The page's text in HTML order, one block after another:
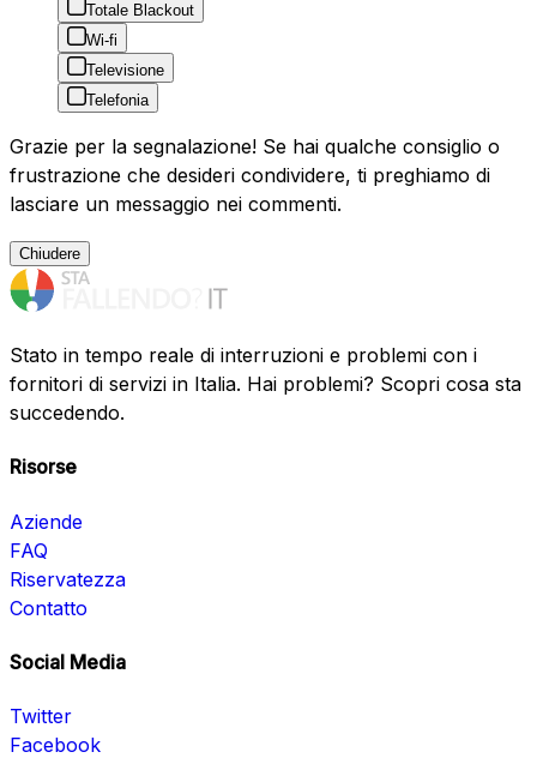
Totale Blackout
Wi-fi
Televisione
Telefonia
Grazie per la segnalazione! Se hai qualche consiglio o
frustrazione che desideri condividere, ti preghiamo di
lasciare un messaggio nei commenti.
Chiudere
Stato in tempo reale di interruzioni e problemi con i
fornitori di servizi in Italia. Hai problemi? Scopri cosa sta
succedendo.
Risorse
Aziende
FAQ
Riservatezza
Contatto
Social Media
Twitter
Facebook